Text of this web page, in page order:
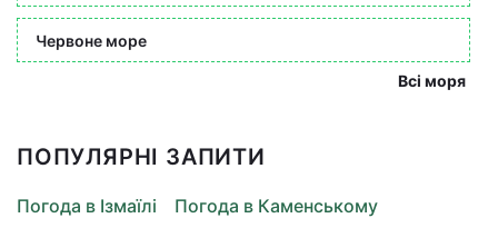
Червоне море
Всі моря
ПОПУЛЯРНІ ЗАПИТИ
Погода в Ізмаїлі
Погода в Каменському